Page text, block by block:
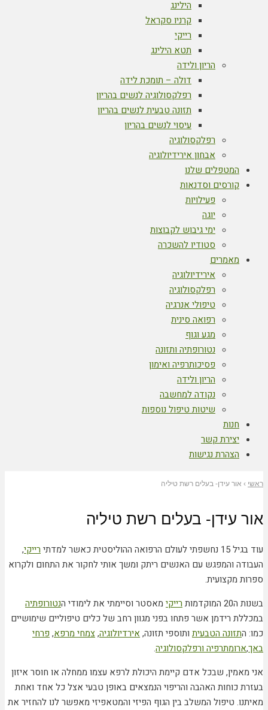
הילינג
קרניו סקראל
רייקי
תטא הילינג
הריון ולידה
דולה – תומכת לידה
רפלקסולוגיה לנשים בהריון
תזונה טבעית לנשים בהריון
עיסוי לנשים בהריון
רפלקסולוגיה
אבחון אירידיולוגיה
המטפלים שלנו
קורסים וסדנאות
פעילויות
יוגה
ימי גיבוש לקבוצות
סטודיו להשכרה
מאמרים
אירידיולוגיה
רפלקסולוגיה
טיפולי אנרגיה
רפואה סינית
מגע וגוף
נטורופתיה ותזונה
פסיכותרפיה ואימון
הריון ולידה
נקודה למחשבה
שיטות טיפול נוספות
חנות
יצירת קשר
הצהרת נגישות
ראשי › אור עידן- בעלים רשת טיליה
אור עידן- בעלים רשת טיליה
עוד בגיל 15 נחשפתי לעולם הרפואה ההוליסטית כאשר למדתי רייקי,
העבודה והמפגש עם האנשים ריתק ומשך אותי לחקור את התחום ולקרוא
ספרות מקצועית.
בשנות ה20 המוקדמות
רייקי מאסטר וסיימתי את לימודי הנטורופתיה
במכללת רידמן אשר פתחו בפני מגוון רחב של כלים טיפוליים שימושיים
כמו: התזונה הטבעית ותוספי תזונה, אירדיולוגיה,צמחי מרפא, פרחי
באך,ארומתרפיה ורפלקסולוגיה.
אני מאמין, שבכל אדם קיימת היכולת לרפא עצמו ממחלה או חוסר איזון
בעזרת כוחות האהבה והריפוי הנמצאים באופן טבעי אצל כל אחד ואחת
מאיתנו. טיפול המשלב בין הגוף הפיזי והמטאפיזי מאפשר לנו להחזיר את